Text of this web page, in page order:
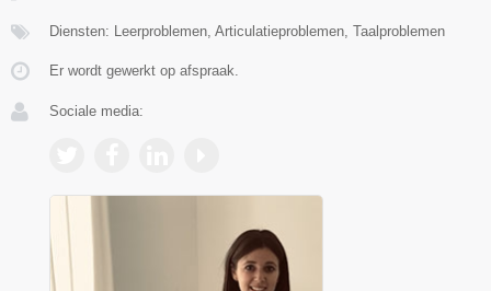
Diensten: Leerproblemen, Articulatieproblemen, Taalproblemen
Er wordt gewerkt op afspraak.
Sociale media: